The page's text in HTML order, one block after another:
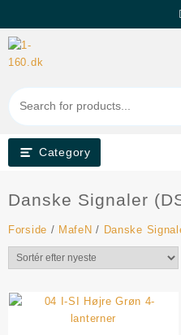
content
Category
Kategori
Danske Signaler
Forside / MafeN / Danske